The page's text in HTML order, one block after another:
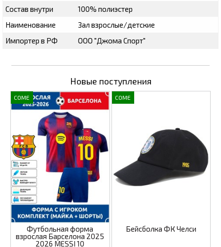
Состав внутри
100% полиэстер
Наименование
Зал взрослые/детские
Импортер в РФ
ООО "Джома Спорт"
Новые поступления
COME
Футбольная форма
взрослая Барселона 2025
2026 MESSI 10
COME
Бейсболка ФК Челси